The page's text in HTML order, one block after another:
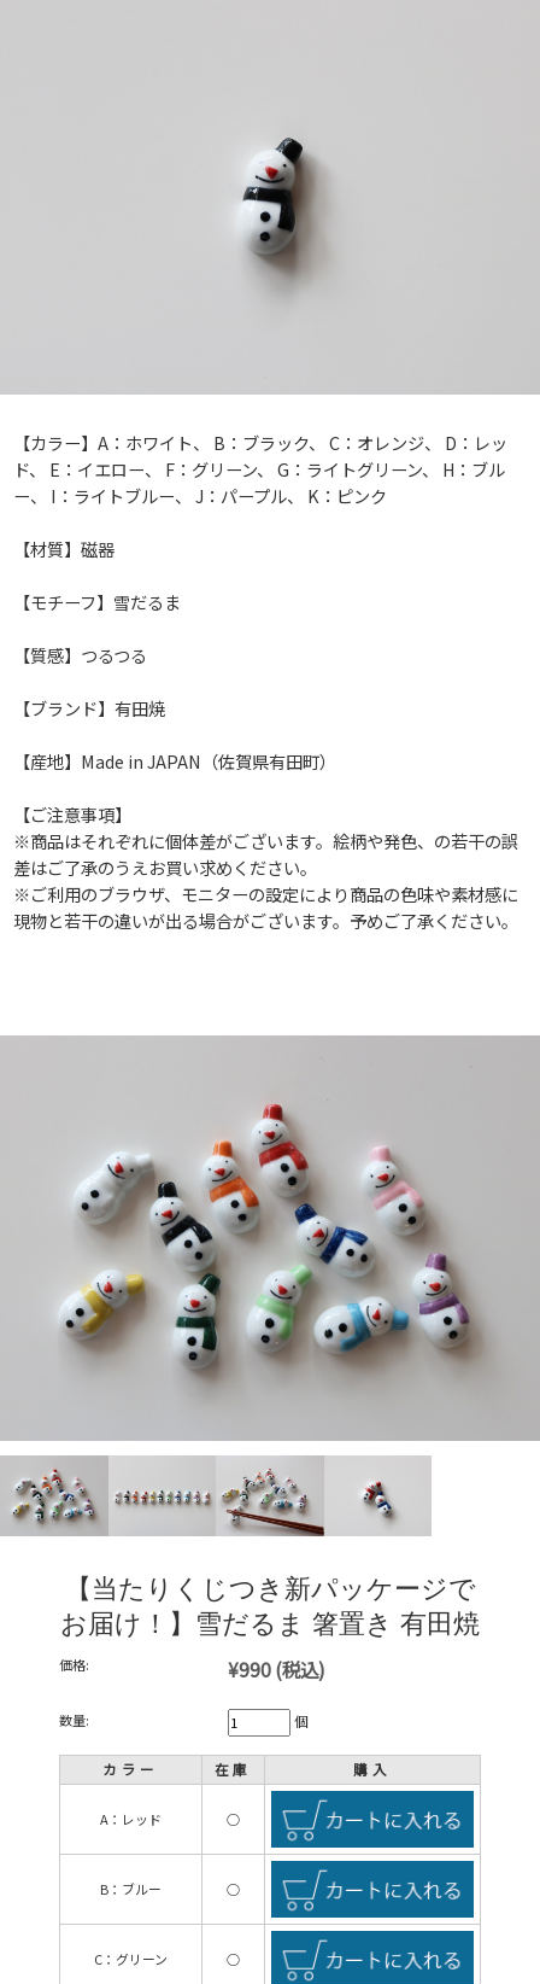
【カラー】A：ホワイト、 B：ブラック、 C：オレンジ、 D：レッ
ド、 E：イエロー、 F：グリーン、 G：ライトグリーン、 H：ブル
ー、 I：ライトブルー、 J：パープル、 K：ピンク
【材質】磁器
【モチーフ】雪だるま
【質感】つるつる
【ブランド】有田焼
【産地】Made in JAPAN（佐賀県有田町）
【ご注意事項】
※商品はそれぞれに個体差がございます。絵柄や発色、の若干の誤
差はご了承のうえお買い求めください。
※ご利用のブラウザ、モニターの設定により商品の色味や素材感に
現物と若干の違いが出る場合がございます。予めご了承ください。
【当たりくじつき新パッケージで
お届け！】雪だるま 箸置き 有田焼
価格: ¥990(税込)
数量: 個
カラー 在庫 購入
A：レッド ○
B：ブルー ○
C：グリーン ○